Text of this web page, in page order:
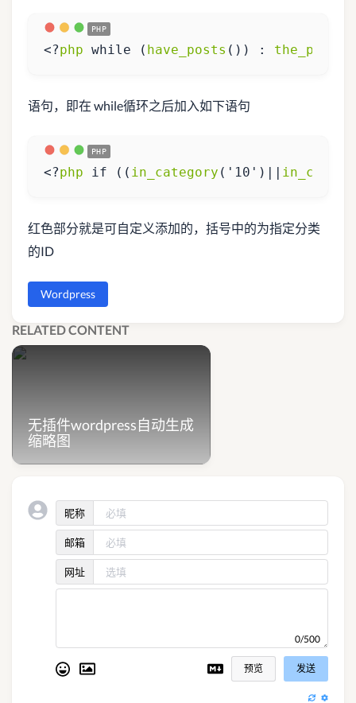
<?php while ( have_posts ()) : the_post
语句，即在 while循环之后加入如下语句
<?php if (( in_category ( '10' )
红色部分就是可自定义添加的，括号中的为指定分类
的ID
Wordpress
RELATED CONTENT
无插件wordpress自动生成
缩略图
昵称
邮箱
网址
0/500
预览 发送